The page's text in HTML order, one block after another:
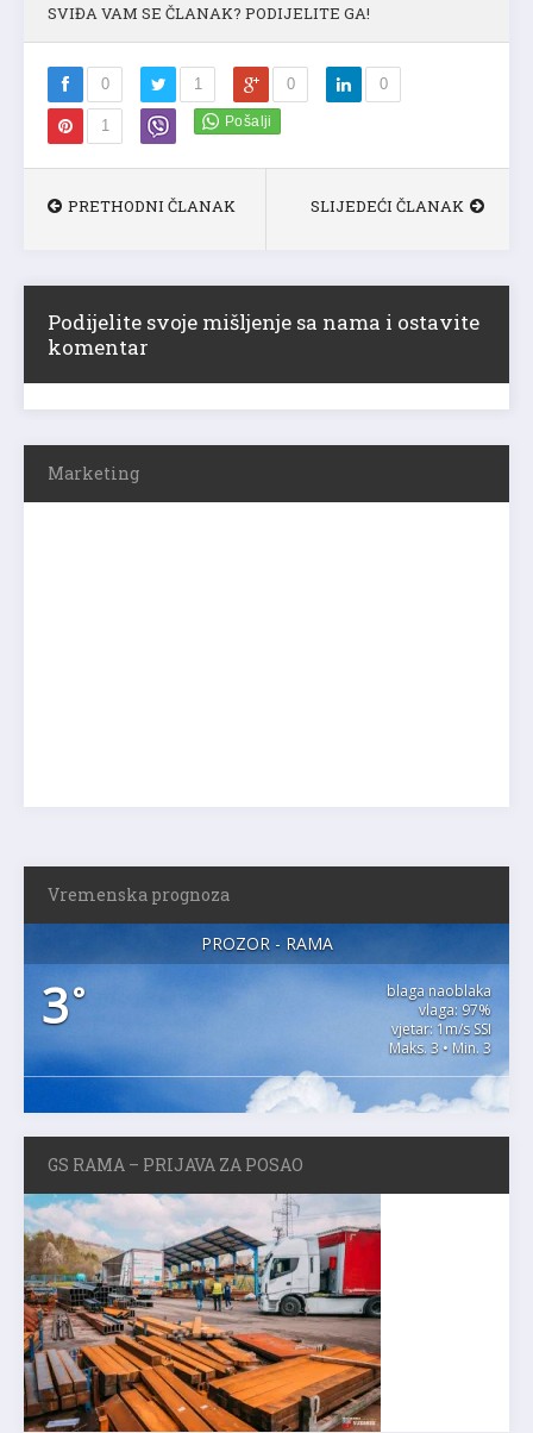
SVIĐA VAM SE ČLANAK? PODIJELITE GA!
0 1 0 0
1
PRETHODNI ČLANAK SLIJEDEĆI ČLANAK
Podijelite svoje mišljenje sa nama i ostavite
komentar
Marketing
Vremenska prognoza
PROZOR - RAMA
3°
blaga naoblaka
vlaga: 97%
vjetar: 1m/s SSI
Maks. 3 • Min. 3
GS RAMA – PRIJAVA ZA POSAO